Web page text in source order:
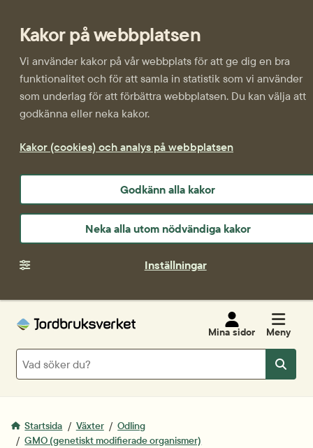
Kakor på webbplatsen
Vi använder kakor på vår webbplats för att ge dig en bra
funktionalitet och för att samla in statistik som vi använder
som underlag för att förbättra webbplatsen. Du kan välja att
godkänna eller neka kakor.
Kakor (cookies) och analys på webbplatsen
Godkänn alla kakor
Neka alla utom nödvändiga kakor
Inställningar
Mina sidor Meny
Sök
Sök
Startsida Växter
Odling
GMO (genetiskt modifierade organismer)